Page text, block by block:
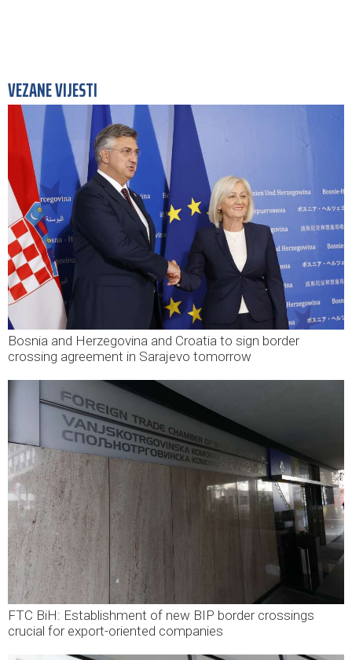
VEZANE VIJESTI
Bosnia and Herzegovina and Croatia to sign border
crossing agreement in Sarajevo tomorrow
FTC BiH: Establishment of new BIP border crossings
crucial for export-oriented companies